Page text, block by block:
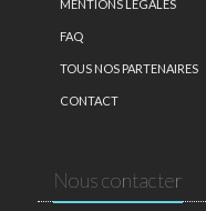
MENTIONS LÉGALES
FAQ
TOUS NOS PARTENAIRES
CONTACT
Nous contacter